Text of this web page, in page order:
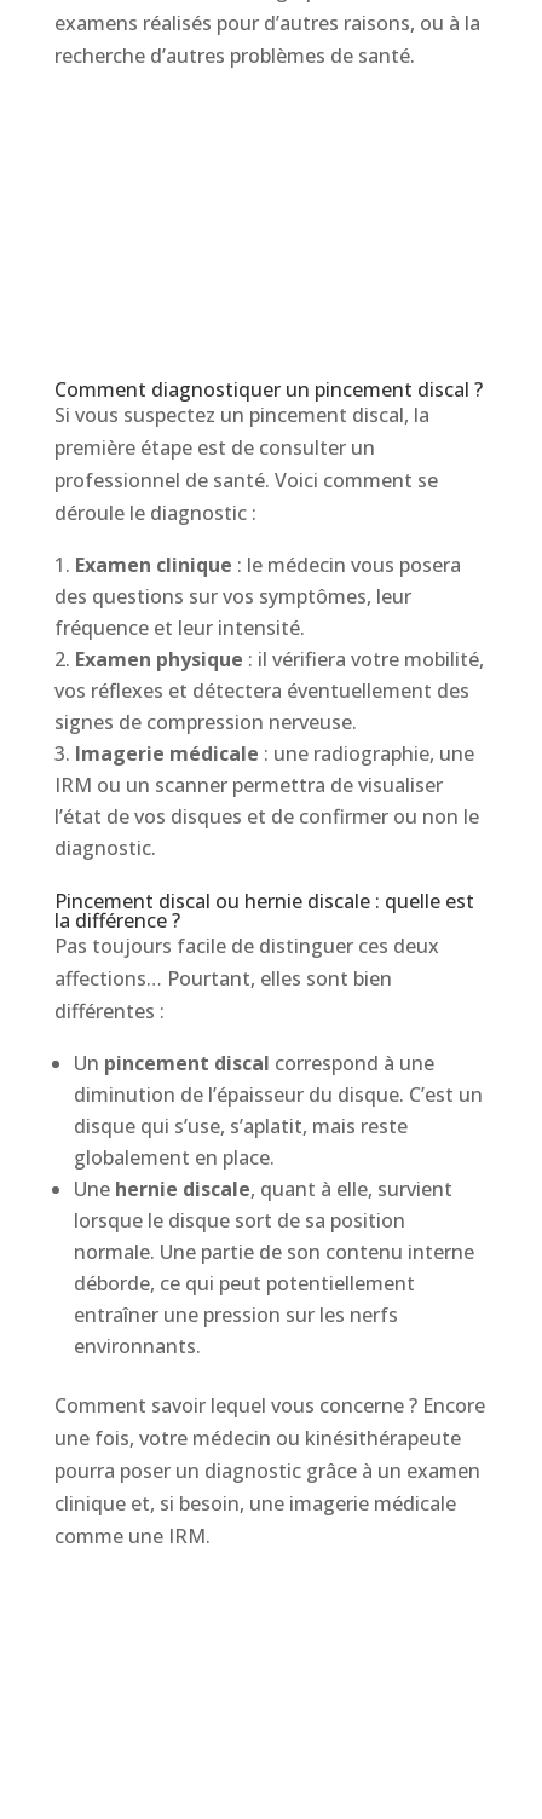
examens réalisés pour d’autres raisons, ou à la
recherche d’autres problèmes de santé.
Comment diagnostiquer un pincement discal ?
Si vous suspectez un pincement discal, la
première étape est de consulter un
professionnel de santé. Voici comment se
déroule le diagnostic :
Examen clinique : le médecin vous posera
des questions sur vos symptômes, leur
fréquence et leur intensité.
Examen physique : il vérifiera votre mobilité,
vos réflexes et détectera éventuellement des
signes de compression nerveuse.
Imagerie médicale : une radiographie, une
IRM ou un scanner permettra de visualiser
l’état de vos disques et de confirmer ou non le
diagnostic.
Pincement discal ou hernie discale : quelle est
la différence ?
Pas toujours facile de distinguer ces deux
affections… Pourtant, elles sont bien
différentes :
Un pincement discal correspond à une
diminution de l’épaisseur du disque. C’est un
disque qui s’use, s’aplatit, mais reste
globalement en place.
Une hernie discale, quant à elle, survient
lorsque le disque sort de sa position
normale. Une partie de son contenu interne
déborde, ce qui peut potentiellement
entraîner une pression sur les nerfs
environnants.
Comment savoir lequel vous concerne ? Encore
une fois, votre médecin ou kinésithérapeute
pourra poser un diagnostic grâce à un examen
clinique et, si besoin, une imagerie médicale
comme une IRM.